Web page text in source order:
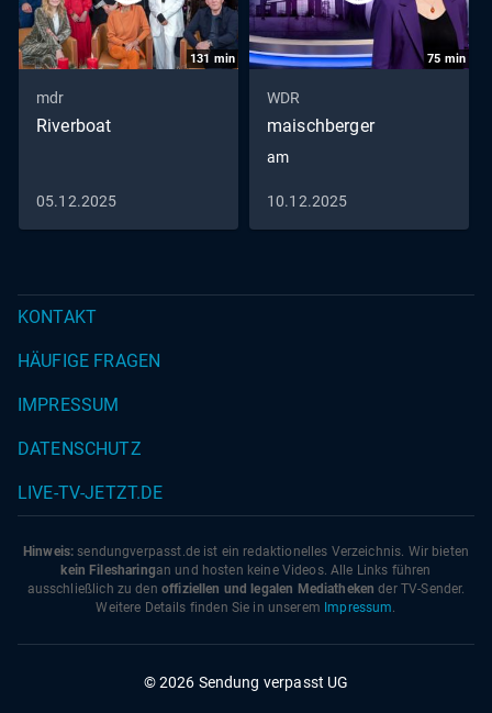
131 min
mdr
Riverboat
05.12.2025
75 min
WDR
maischberger
am
10.12.2025
KONTAKT
HÄUFIGE FRAGEN
IMPRESSUM
DATENSCHUTZ
LIVE-TV-JETZT.DE
Hinweis: sendungverpasst.de ist ein redaktionelles Verzeichnis. Wir bieten
kein Filesharingan und hosten keine Videos. Alle Links führen
ausschließlich zu den offiziellen und legalen Mediatheken der TV-Sender.
Weitere Details finden Sie in unserem Impressum.
© 2026 Sendung verpasst UG